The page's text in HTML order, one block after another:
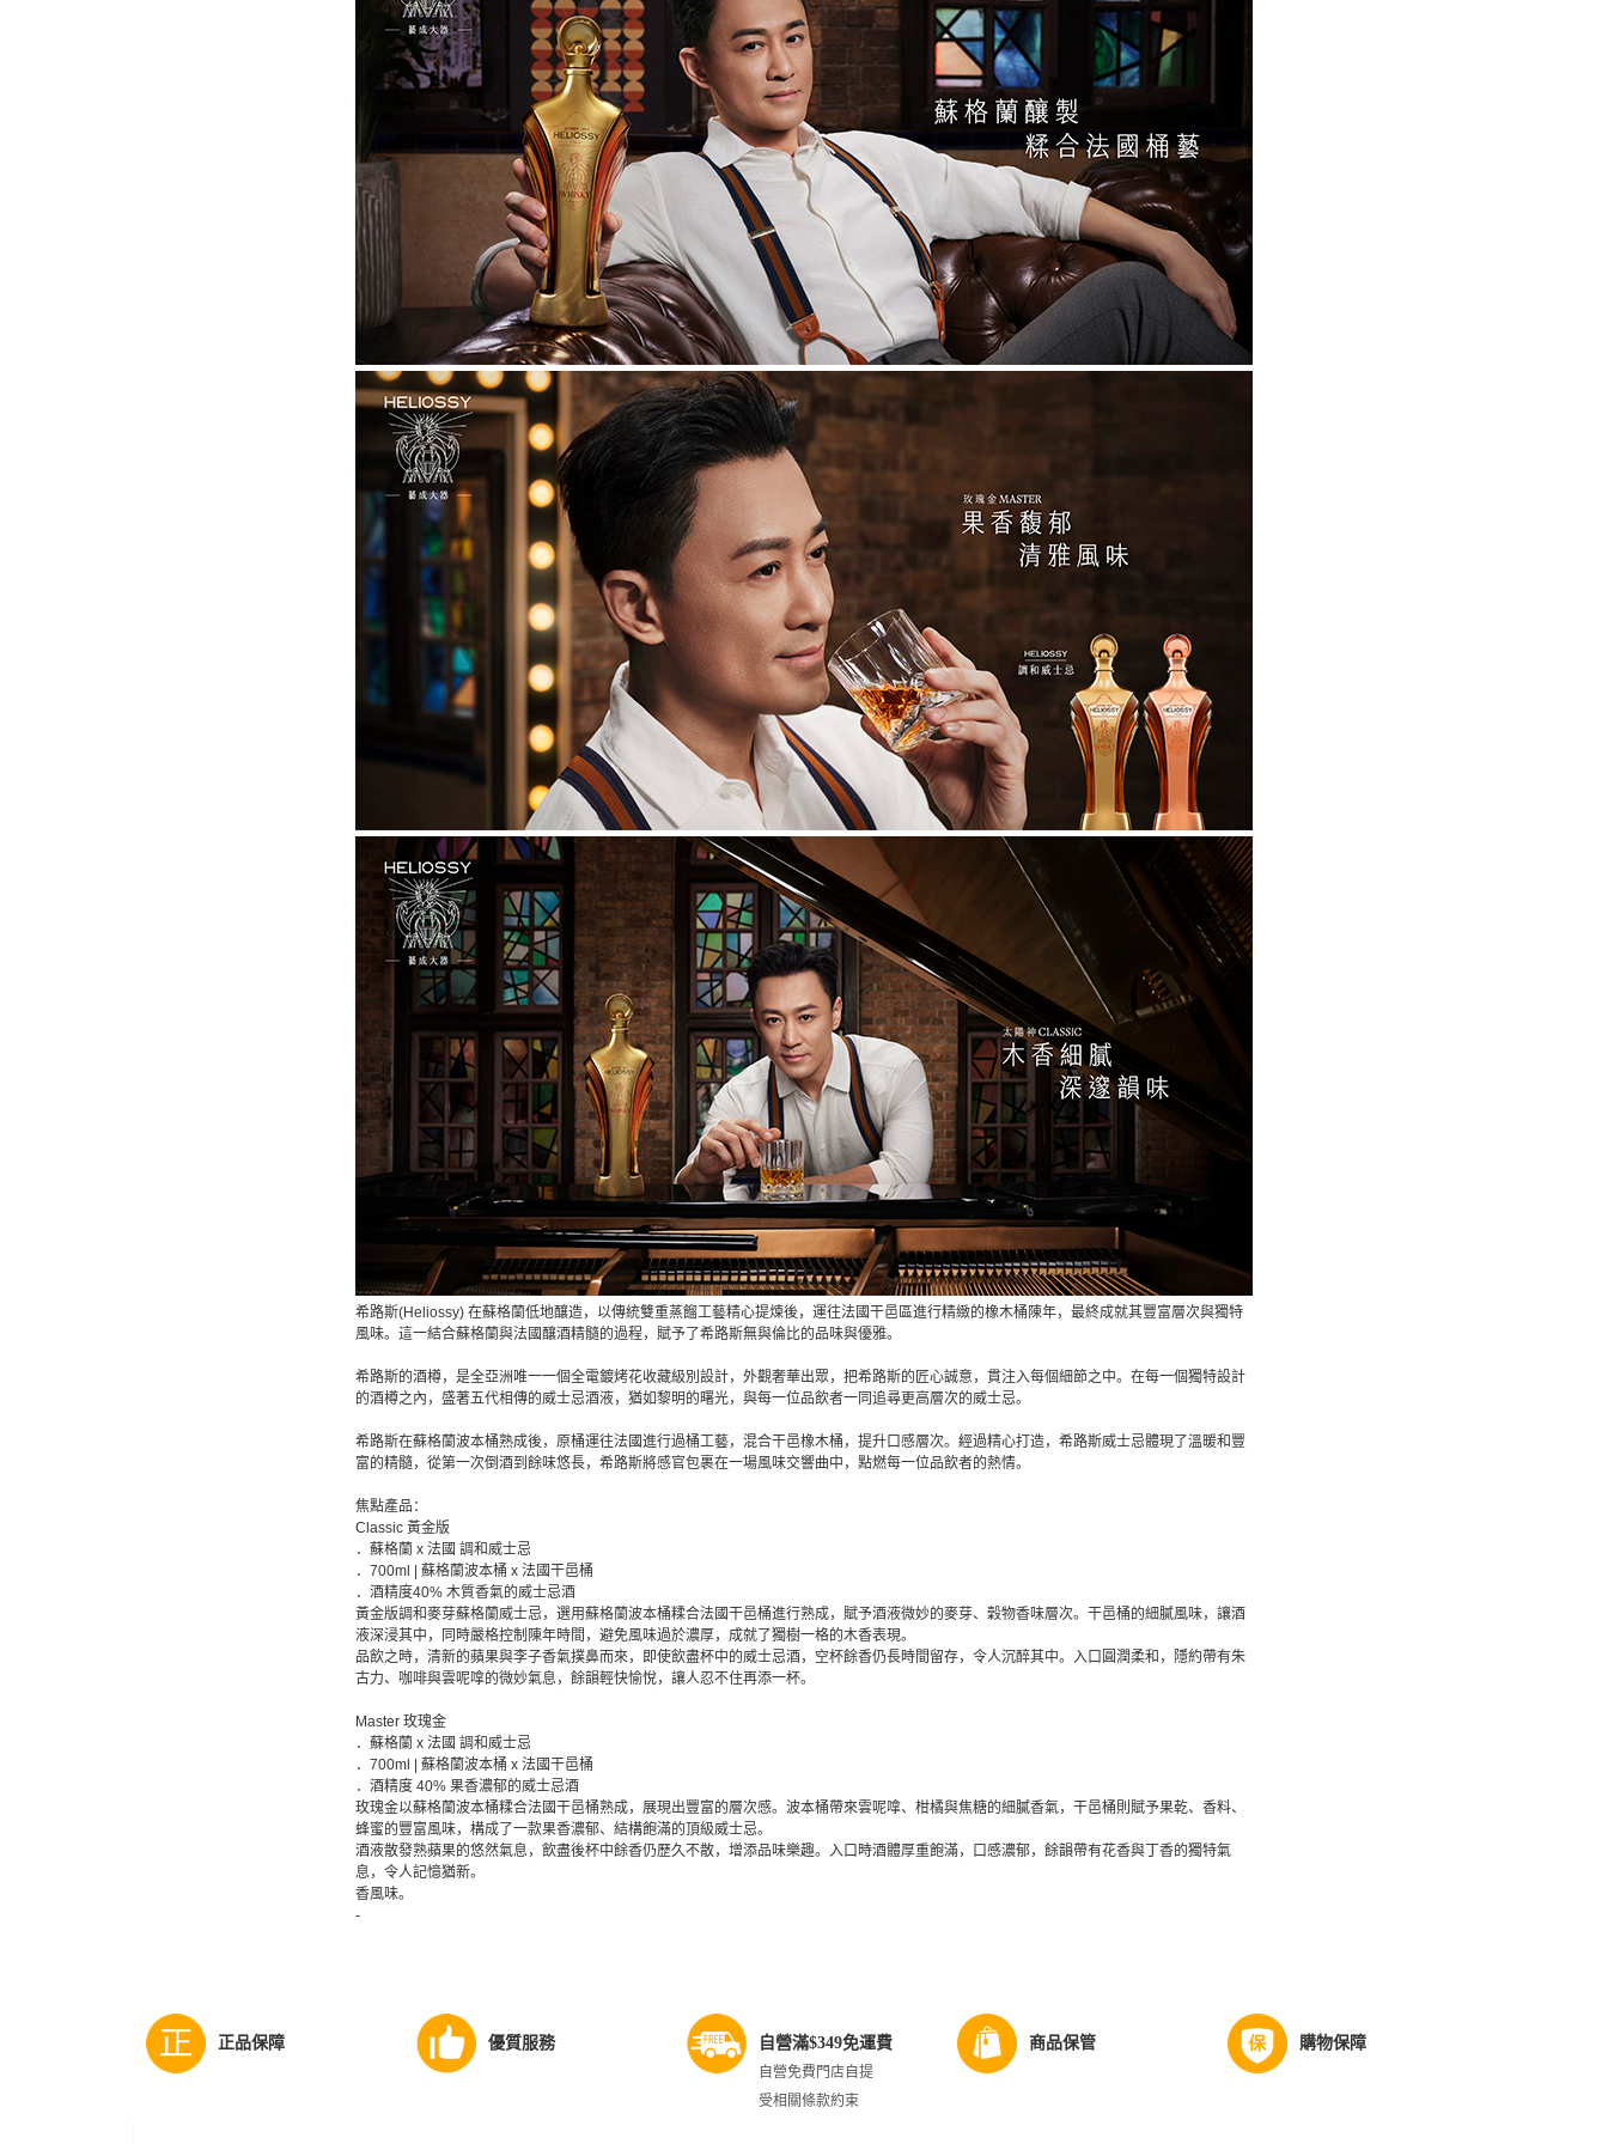
希路斯(Heliossy) 在蘇格蘭低地釀造，以傳統雙重蒸餾工藝精心提煉後，運往法國干邑區進行精緻的橡木桶陳年，最終成就其豐富層次與獨特
風味。這一結合蘇格蘭與法國釀酒精髓的過程，賦予了希路斯無與倫比的品味與優雅。
希路斯的酒樽，是全亞洲唯一一個全電鍍烤花收藏級別設計，外觀奢華出眾，把希路斯的匠心誠意，貫注入每個細節之中。在每一個獨特設計
的酒樽之內，盛著五代相傳的威士忌酒液，猶如黎明的曙光，與每一位品飲者一同追尋更高層次的威士忌。
希路斯在蘇格蘭波本桶熟成後，原桶運往法國進行過桶工藝，混合干邑橡木桶，提升口感層次。經過精心打造，希路斯威士忌體現了溫暖和豐
富的精髓，從第一次倒酒到餘味悠長，希路斯將感官包裹在一場風味交響曲中，點燃每一位品飲者的熱情。
焦點產品：
Classic 黃金版
．蘇格蘭 x 法國 調和威士忌
．700ml | 蘇格蘭波本桶 x 法國干邑桶
．酒精度40% 木質香氣的威士忌酒
黃金版調和麥芽蘇格蘭威士忌，選用蘇格蘭波本桶糅合法國干邑桶進行熟成，賦予酒液微妙的麥芽、穀物香味層次。干邑桶的細膩風味，讓酒
液深浸其中，同時嚴格控制陳年時間，避免風味過於濃厚，成就了獨樹一格的木香表現。
品飲之時，清新的蘋果與李子香氣撲鼻而來，即使飲盡杯中的威士忌酒，空杯餘香仍長時間留存，令人沉醉其中。入口圓潤柔和，隱約帶有朱
古力、咖啡與雲呢嗱的微妙氣息，餘韻輕快愉悅，讓人忍不住再添一杯。
Master 玫瑰金
．蘇格蘭 x 法國 調和威士忌
．700ml | 蘇格蘭波本桶 x 法國干邑桶
．酒精度 40% 果香濃郁的威士忌酒
玫瑰金以蘇格蘭波本桶糅合法國干邑桶熟成，展現出豐富的層次感。波本桶帶來雲呢嗱、柑橘與焦糖的細膩香氣，干邑桶則賦予果乾、香料、
蜂蜜的豐富風味，構成了一款果香濃郁、結構飽滿的頂級威士忌。
酒液散發熟蘋果的悠然氣息，飲盡後杯中餘香仍歷久不散，增添品味樂趣。入口時酒體厚重飽滿，口感濃郁，餘韻帶有花香與丁香的獨特氣
息，令人記憶猶新。
香風味。
-
正品保障 優質服務 自營滿$349免運費
自營免費門店自提
受相關條款約束
商品保管 購物保障